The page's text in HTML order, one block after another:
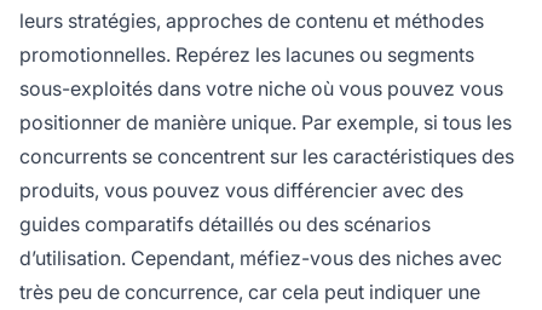
leurs stratégies, approches de contenu et méthodes
promotionnelles. Repérez les lacunes ou segments
sous-exploités dans votre niche où vous pouvez vous
positionner de manière unique. Par exemple, si tous les
concurrents se concentrent sur les caractéristiques des
produits, vous pouvez vous différencier avec des
guides comparatifs détaillés ou des scénarios
d’utilisation. Cependant, méfiez-vous des niches avec
très peu de concurrence, car cela peut indiquer une